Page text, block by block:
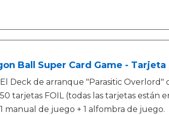
Ball Super Card Game -
El Deck de arranque "Parasitic Overlord"
50 tarjetas FOIL (todas las tarjetas están
1 manual de juego + 1 alfombra de juego.